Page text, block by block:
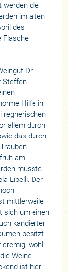
werden die
im alten
des
Flasche
Dr.
Steffen
Hilfe in
regnerischen
allem durch
das durch
am
musste.
Libelli. Der
mittlerweile
sich um einen
kandierter
besitzt
wohl
Weine
ist hier